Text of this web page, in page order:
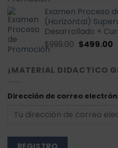
original
era:
$999.00.
Examen Proceso
(Horizontal)
Desarrollado +
$999.00 El
era:
$499.00El
¡MATERIAL DIDACTICO
Dirección de correo